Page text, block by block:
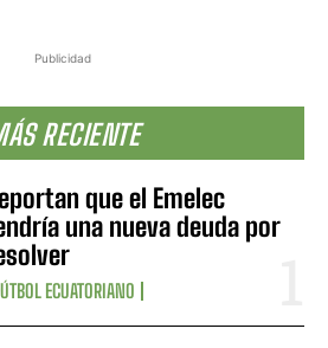
Publicidad
RECIENTE
que el Emelec
una nueva deuda por
ECUATORIANO